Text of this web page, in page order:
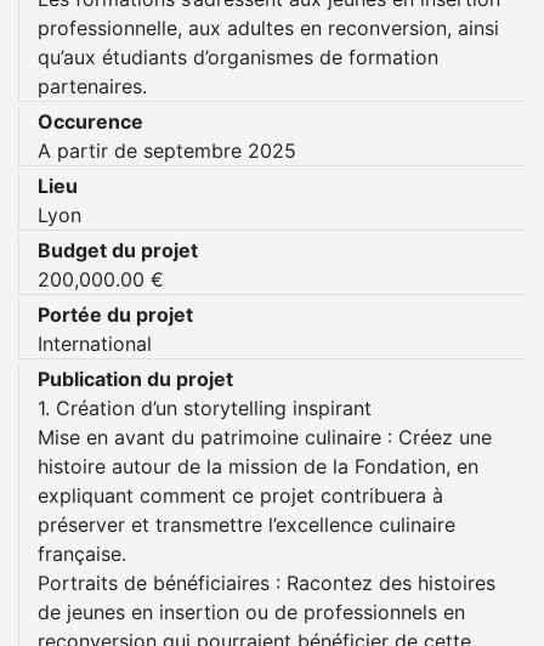
professionnelle, aux adultes en reconversion, ainsi
qu’aux étudiants d’organismes de formation
partenaires.
Occurence
A partir de septembre 2025
Lieu
Lyon
Budget du projet
200,000.00 €
Portée du projet
International
Publication du projet
1. Création d’un storytelling inspirant
Mise en avant du patrimoine culinaire : Créez une
histoire autour de la mission de la Fondation, en
expliquant comment ce projet contribuera à
préserver et transmettre l’excellence culinaire
française.
Portraits de bénéficiaires : Racontez des histoires
de jeunes en insertion ou de professionnels en
reconversion qui pourraient bénéficier de cette